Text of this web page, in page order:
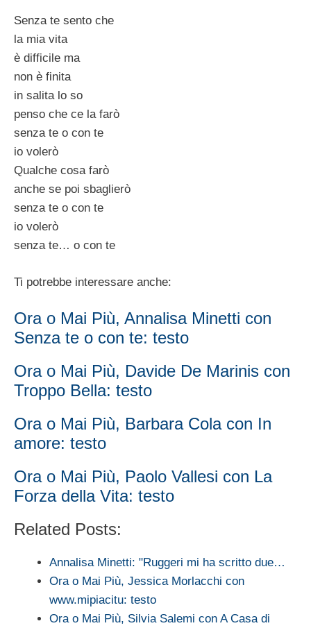
Senza te sento che
la mia vita
è difficile ma
non è finita
in salita lo so
penso che ce la farò
senza te o con te
io volerò
Qualche cosa farò
anche se poi sbaglierò
senza te o con te
io volerò
senza te… o con te
Ti potrebbe interessare anche:
Ora o Mai Più, Annalisa Minetti con
Senza te o con te: testo
Ora o Mai Più, Davide De Marinis con
Troppo Bella: testo
Ora o Mai Più, Barbara Cola con In
amore: testo
Ora o Mai Più, Paolo Vallesi con La
Forza della Vita: testo
Related Posts:
Annalisa Minetti: "Ruggeri mi ha scritto due…
Ora o Mai Più, Jessica Morlacchi con
www.mipiacitu: testo
Ora o Mai Più, Silvia Salemi con A Casa di